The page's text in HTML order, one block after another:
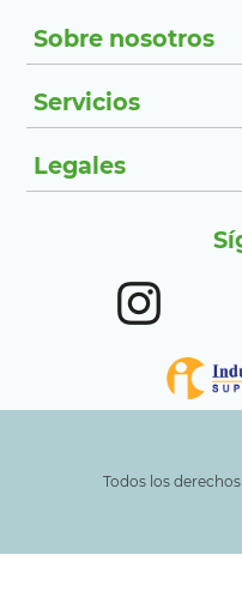
Sobre nosotros
Servicios
Legales
Todos los